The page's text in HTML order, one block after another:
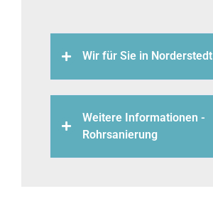
Wir für Sie in Norderstedt
Weitere Informationen -
Rohrsanierung